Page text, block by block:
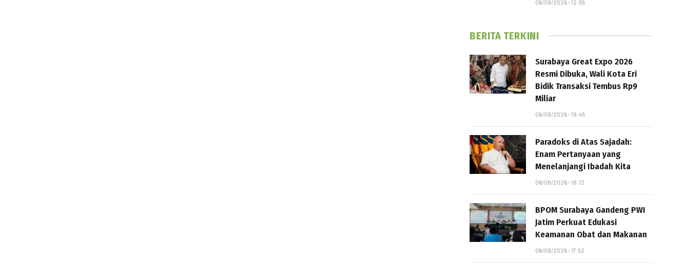
06/08/2026 - 12:55
BERITA TERKINI
Surabaya Great Expo 2026
Resmi Dibuka, Wali Kota Eri
Bidik Transaksi Tembus Rp9
Miliar
06/08/2026 - 18:45
Paradoks di Atas Sajadah:
Enam Pertanyaan yang
Menelanjangi Ibadah Kita
06/08/2026 - 18:12
BPOM Surabaya Gandeng PWI
Jatim Perkuat Edukasi
Keamanan Obat dan Makanan
06/08/2026 - 17:52